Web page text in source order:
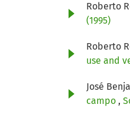
Roberto
(1995)
Roberto
use and
José
campo ,